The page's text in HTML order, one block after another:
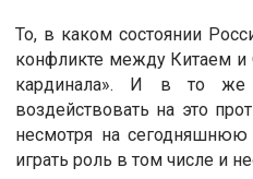
То, в каком состоянии
конфликте между Китаем
кардинала». И в то же
воздействовать на это
несмотря на
играть роль в том числе и